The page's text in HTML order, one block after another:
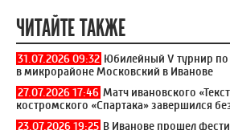
ЧИТАЙТЕ ТАКЖЕ
31.07.2026 09:32 Юбилейный V турнир по
в микрорайоне Московский в Иванове
27.07.2026 17:46 Матч ивановского
костромского «Спартака» завершился
23.07.2026 19:25 В Иванове прошел